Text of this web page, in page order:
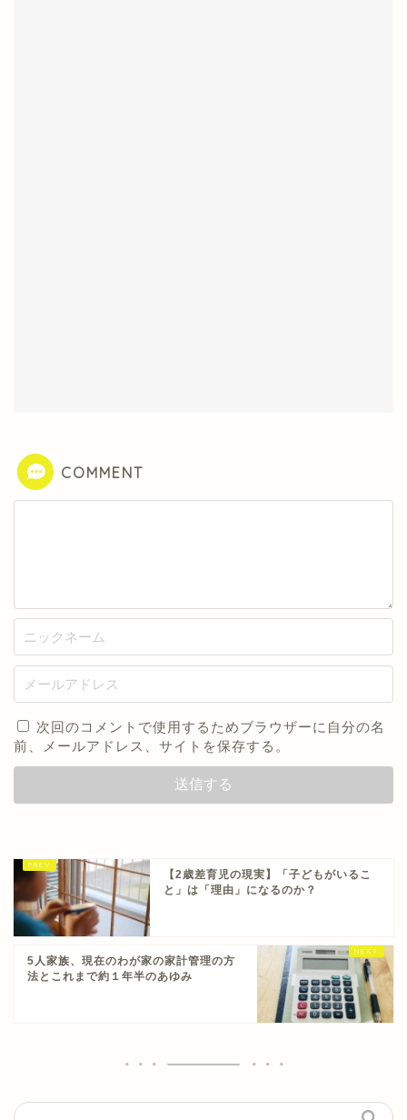
COMMENT
次回のコメントで使用するためブラウザーに自分の名
前、メールアドレス、サイトを保存する。
【2歳差育児の現実】「子どもがいるこ
と」は「理由」になるのか？
5人家族、現在のわが家の家計管理の方
法とこれまで約１年半のあゆみ